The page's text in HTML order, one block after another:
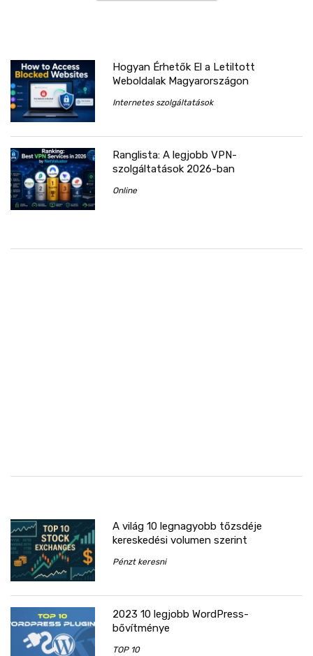
Hogyan Érhetők El a Letiltott
Weboldalak Magyarországon
Internetes szolgáltatások
Ranglista: A legjobb VPN-
szolgáltatások 2026-ban
Online
A világ 10 legnagyobb tőzsdéje
kereskedési volumen szerint
Pénzt keresni
2023 10 legjobb WordPress-
bővítménye
TOP 10